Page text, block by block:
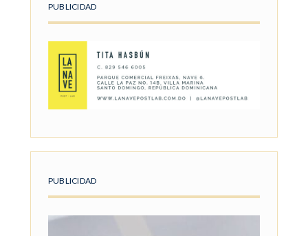
PUBLICIDAD
PUBLICIDAD